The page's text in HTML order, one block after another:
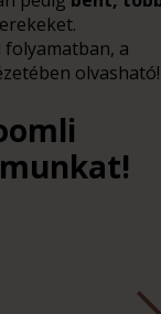
a
olvasható!